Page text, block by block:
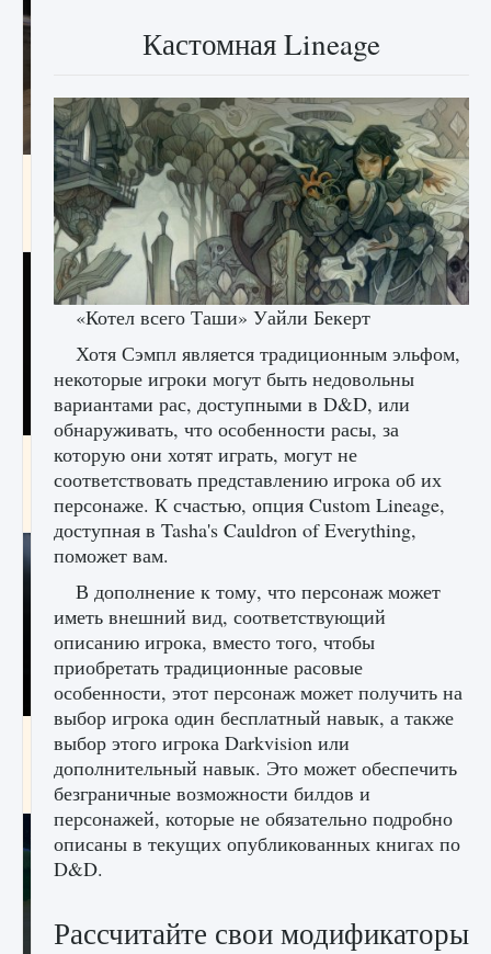
Как исправить неработающие награды For
Honor
9 августа 2024 1 205 0 0
Как разблокировать чертеж счастливого
оружия в MW3 и Warzone
9 августа 2024 1 151 0 0
Все новые функции Ultimate Team в EA FC
25
9 августа 2024 1 297 0 0
Кастомная Lineage
«Котел всего Таши» Уайли Бекерт
Хотя Сэмпл является традиционным эльфом,
некоторые игроки могут быть недовольны
вариантами рас, доступными в D&D, или
обнаруживать, что особенности расы, за
которую они хотят играть, могут не
соответствовать представлению игрока об их
персонаже. К счастью, опция Custom Lineage,
доступная в Tasha's Cauldron of Everything,
поможет вам.
В дополнение к тому, что персонаж может
иметь внешний вид, соответствующий
описанию игрока, вместо того, чтобы
приобретать традиционные расовые
особенности, этот персонаж может получить на
выбор игрока один бесплатный навык, а также
выбор этого игрока Darkvision или
дополнительный навык. Это может обеспечить
безграничные возможности билдов и
персонажей, которые не обязательно подробно
описаны в текущих опубликованных книгах по
D&D.
Рассчитайте свои модификаторы